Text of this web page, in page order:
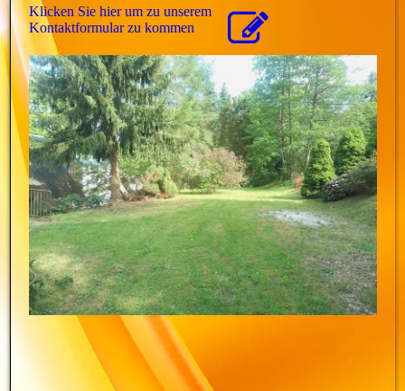
Klicken Sie hier um zu unserem
Kon­takt­for­mu­lar zu kommen